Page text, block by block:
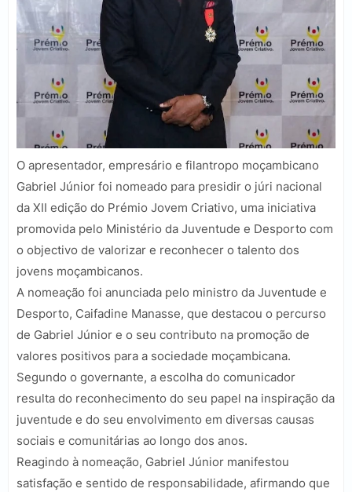
O apresentador, empresário e filantropo moçambicano
Gabriel Júnior foi nomeado para presidir o júri nacional
da XII edição do Prémio Jovem Criativo, uma iniciativa
promovida pelo Ministério da Juventude e Desporto com
o objectivo de valorizar e reconhecer o talento dos
jovens moçambicanos.
A nomeação foi anunciada pelo ministro da Juventude e
Desporto, Caifadine Manasse, que destacou o percurso
de Gabriel Júnior e o seu contributo na promoção de
valores positivos para a sociedade moçambicana.
Segundo o governante, a escolha do comunicador
resulta do reconhecimento do seu papel na inspiração da
juventude e do seu envolvimento em diversas causas
sociais e comunitárias ao longo dos anos.
Reagindo à nomeação, Gabriel Júnior manifestou
satisfação e sentido de responsabilidade, afirmando que